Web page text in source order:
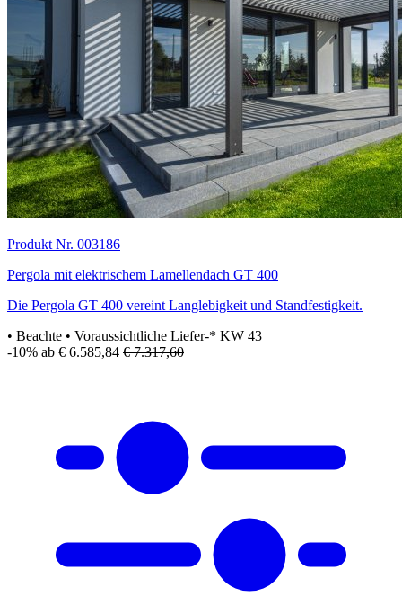
Produkt Nr. 003186
Pergola mit elektrischem Lamellendach GT 400
Die Pergola GT 400 vereint Langlebigkeit und Standfestigkeit.
• Beachte • Voraussichtliche Liefer-* KW 43
-10% ab € 6.585,84 € 7.317,60